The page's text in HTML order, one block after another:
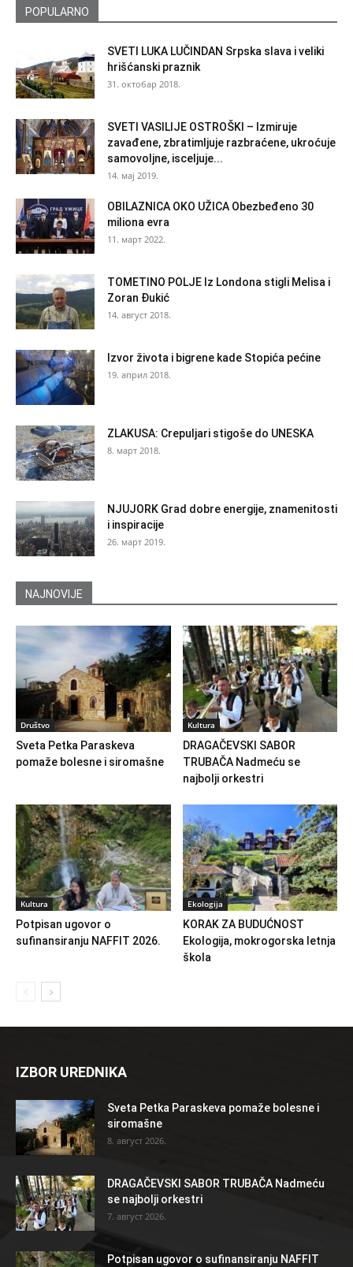
POPULARNO
SVETI LUKA LUČINDAN Srpska slava i veliki
hrišćanski praznik
31. октобар 2018.
SVETI VASILIJE OSTROŠKI – Izmiruje
zavađene, zbratimljuje razbraćene, ukroćuje
samovoljne, isceljuje...
14. мај 2019.
OBILAZNICA OKO UŽICA Obezbeđeno 30
miliona evra
11. март 2022.
TOMETINO POLJE Iz Londona stigli Melisa i
Zoran Đukić
14. август 2018.
Izvor života i bigrene kade Stopića pećine
19. април 2018.
ZLAKUSA: Crepuljari stigoše do UNESKA
8. март 2018.
NJUJORK Grad dobre energije, znamenitosti
i inspiracije
26. март 2019.
NAJNOVIJE
Društvo
Sveta Petka Paraskeva
pomaže bolesne i siromašne
Kultura
DRAGAČEVSKI SABOR
TRUBAČA Nadmeću se
najbolji orkestri
Kultura
Potpisan ugovor o
sufinansiranju NAFFIT 2026.
Ekologija
KORAK ZA BUDUĆNOST
Ekologija, mokrogorska letnja
škola
IZBOR UREDNIKA
Sveta Petka Paraskeva pomaže bolesne i
siromašne
8. август 2026.
DRAGAČEVSKI SABOR TRUBAČA Nadmeću
se najbolji orkestri
7. август 2026.
Potpisan ugovor o sufinansiranju NAFFIT